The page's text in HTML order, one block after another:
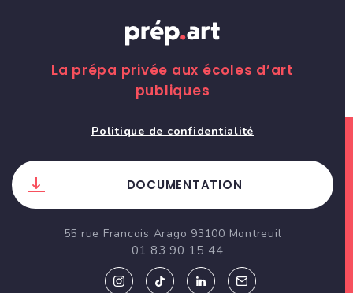
La prépa privée aux écoles d’art
publiques
Politique de confidentialité
DOCUMENTATION
55 rue Francois Arago 93100 Montreuil
01 83 90 15 44